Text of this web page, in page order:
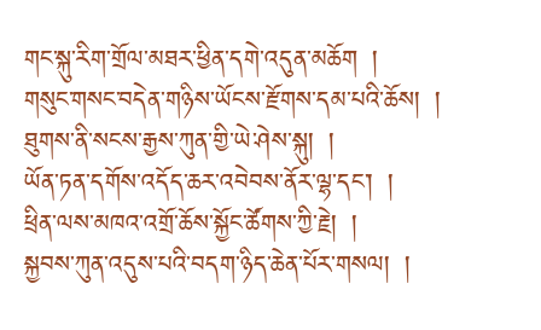
གང་སྐུ་རིག་གྲོལ་མཐར་ཕྱིན་དགེ་འདུན་མཆོག །
གསུང་གསང་བདེན་གཉིས་ཡོངས་རྫོགས་དམ་པའི་ཆོས། །
ཐུགས་ནི་སངས་རྒྱས་ཀུན་གྱི་ཡེ་ཤེས་སྐུ། །
ཡོན་ཏན་དགོས་འདོད་ཆར་འབེབས་ནོར་ལྷ་དང་། །
ཕྲིན་ལས་མཁའ་འགྲོ་ཆོས་སྐྱོང་ཚོགས་ཀྱི་རྗེ། །
སྐྱབས་ཀུན་འདུས་པའི་བདག་ཉིད་ཆེན་པོར་གསལ། །